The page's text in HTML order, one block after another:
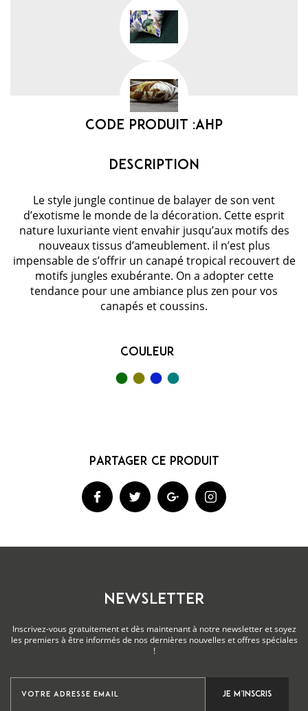
Code Produit :AHP
Le style jungle continue de balayer de son vent
d’exotisme le monde de la décoration. Cette esprit
nature luxuriante vient envahir jusqu’aux motifs des
nouveaux tissus d’ameublement. il n’est plus
impensable de s’offrir un canapé tropical recouvert de
motifs jungles exubérante. On a adopter cette
tendance pour une ambiance plus zen pour vos
canapés et coussins.
Couleur
NEWSLETTER
Inscrivez-vous gratuitement et dès maintenant à notre newsletter et soyez
les premiers à être informés de nos dernières nouvelles et offres spéciales
!